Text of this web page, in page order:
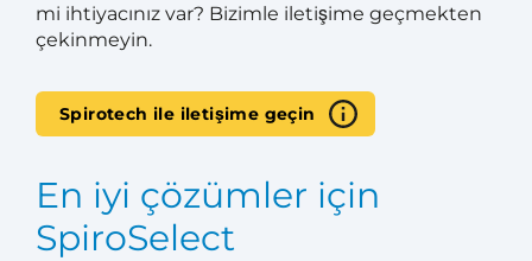
mi ihtiyacınız var? Bizimle iletişime geçmekten
çekinmeyin.
Spirotech ile iletişime geçin
En iyi çözümler için
SpiroSelect